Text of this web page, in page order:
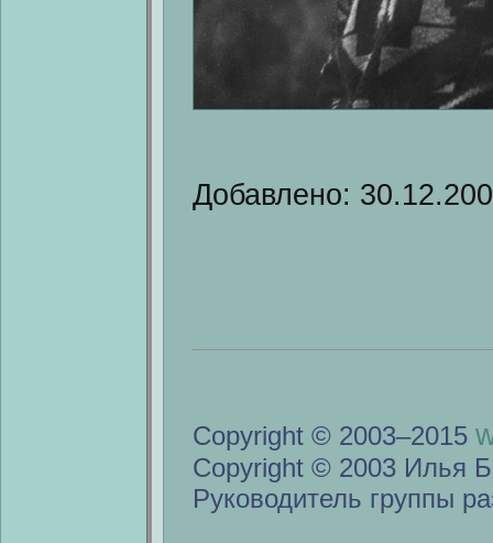
Добавлено:
Copyright © 2003–2015
Copyright © 2003 Илья
Руководитель группы